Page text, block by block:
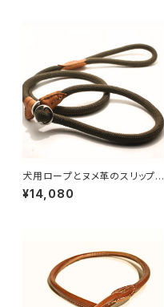
犬用ロープとヌメ革のスリップリ
ード 【受注製作】LOVE＆PEA
CE＆DOGSオリジナル
¥14,080